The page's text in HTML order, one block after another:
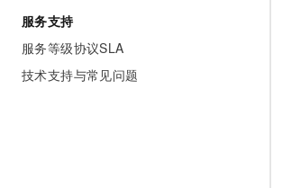
服务支持
服务等级协议SLA
技术支持与常见问题